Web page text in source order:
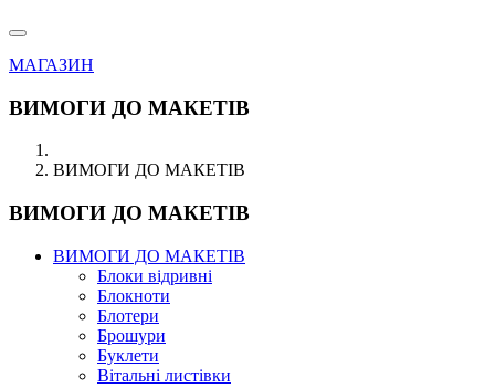
МАГАЗИН
ВИМОГИ ДО МАКЕТІВ
ВИМОГИ ДО МАКЕТІВ
ВИМОГИ ДО МАКЕТІВ
ВИМОГИ ДО МАКЕТІВ
Блоки відривні
Блокноти
Блотери
Брошури
Буклети
Вітальні листівки